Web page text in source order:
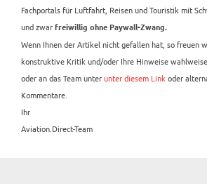
Fachportals für Luftfahrt, Reisen und Touristik mit
und zwar freiwillig ohne Paywall-Zwang.
Wenn Ihnen der Artikel nicht gefallen hat, so freuen
konstruktive Kritik und/oder Ihre Hinweise
oder an das Team unterunter diesem Link oder
Kommentare.
Ihr
Aviation.Direct-Team